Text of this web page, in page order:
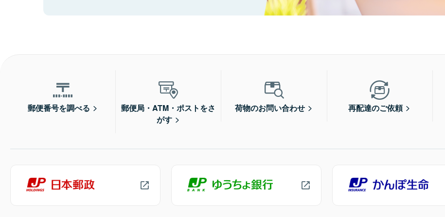
郵便番号を調べる
郵便局・ATM・ポストをさ
がす
荷物のお問い合わせ 再配達のご依頼